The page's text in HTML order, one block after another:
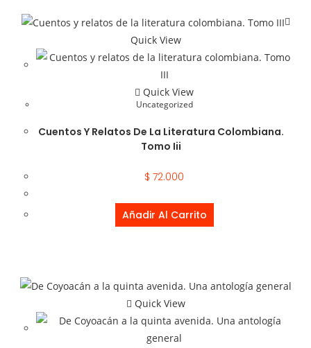
Quick View
Quick View
Uncategorized
Cuentos Y Relatos De La Literatura Colombiana.
Tomo Iii
$ 72.000
Añadir Al Carrito
Quick View